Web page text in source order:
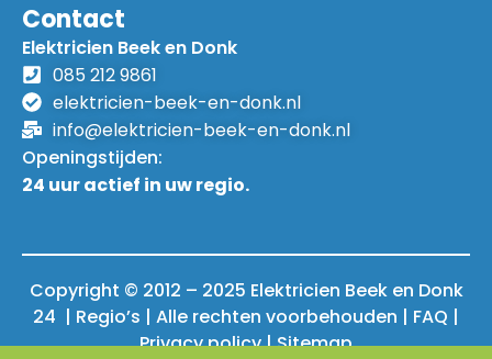
Contact
Elektricien Beek en Donk
085 212 9861
elektricien-beek-en-donk.nl
info@elektricien-beek-en-donk.nl
Openingstijden:
24 uur actief in uw regio.
Copyright © 2012 – 2025 Elektricien Beek en Donk
24 | Regio’s | Alle rechten voorbehouden | FAQ |
Privacy policy|Sitemap